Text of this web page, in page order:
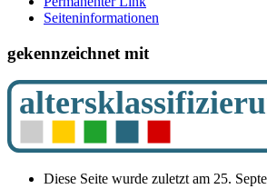
Seiten­­informationen
gekennzeichnet mit
Diese Seite wurde zuletzt am 25.